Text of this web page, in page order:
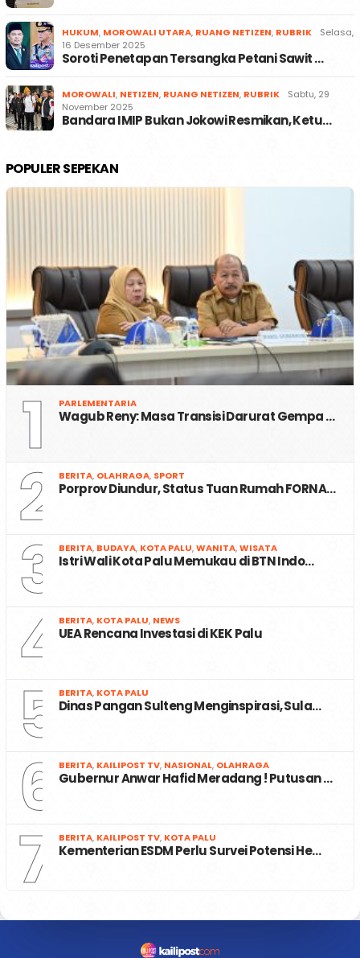
HUKUM, MOROWALI UTARA, RUANG NETIZEN, RUBRIK
Selasa,
16 Desember 2025
Soroti Penetapan Tersangka Petani Sawit …
MOROWALI, NETIZEN, RUANG NETIZEN, RUBRIK
Sabtu, 29
November 2025
Bandara IMIP Bukan Jokowi Resmikan, Ketu…
POPULER SEPEKAN
1 PARLEMENTARIA
Wagub Reny: Masa Transisi Darurat Gempa …
2 BERITA, OLAHRAGA, SPORT
Porprov Diundur, Status Tuan Rumah FORNA…
3 BERITA, BUDAYA, KOTA PALU,WANITA,WISATA
Istri Wali Kota Palu Memukau di BTN Indo…
4 BERITA, KOTA PALU, NEWS
UEA Rencana Investasi di KEK Palu
5 BERITA, KOTA PALU
Dinas Pangan Sulteng Menginspirasi, Sula…
6 BERITA, KAILIPOST TV, NASIONAL, OLAHRAGA
Gubernur Anwar Hafid Meradang ! Putusan …
7 BERITA, KAILIPOST TV, KOTA PALU
Kementerian ESDM Perlu Survei Potensi He…